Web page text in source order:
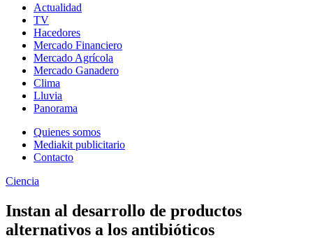
Actualidad
TV
Hacedores
Mercado Financiero
Mercado Agrícola
Mercado Ganadero
Clima
Lluvia
Panorama
Quienes somos
Mediakit publicitario
Contacto
Ciencia
Instan al desarrollo de productos
alternativos a los antibióticos